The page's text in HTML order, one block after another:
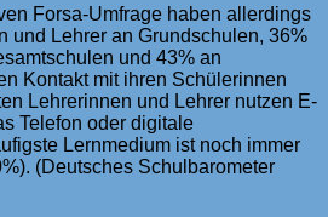
Forsa-Umfrage haben allerdings
und Lehrer an Grundschulen, 36%
und 43% an
Kontakt mit ihren Schülerinnen
Lehrerinnen und Lehrer nutzen E-
Telefon oder digitale
Lernmedium ist noch immer
(Deutsches Schulbarometer